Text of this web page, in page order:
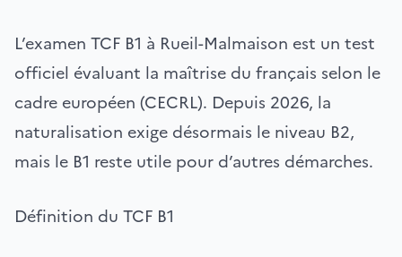
L’examen TCF B1 à Rueil-Malmaison est un test
officiel évaluant la maîtrise du français selon le
cadre européen (CECRL). Depuis 2026, la
naturalisation exige désormais le niveau B2,
mais le B1 reste utile pour d’autres démarches.
Définition du TCF B1